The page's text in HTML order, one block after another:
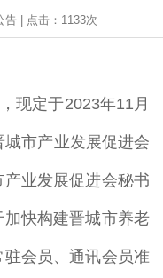
告 | 点击： 1133次
定于2023年11月
市产业发展促进会
业发展促进会秘书
加快构建晋城市养老
驻会员、通讯会员准